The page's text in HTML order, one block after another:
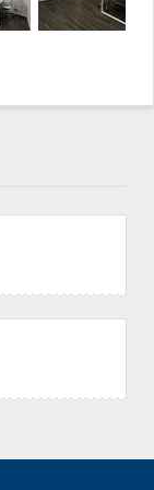
офиса является
любую точку